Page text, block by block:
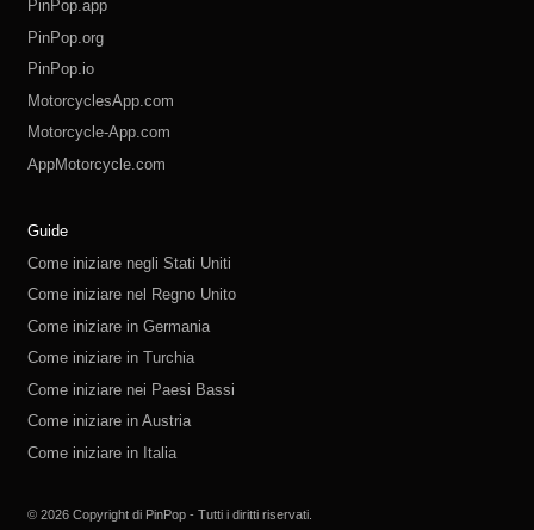
PinPop.app
PinPop.org
PinPop.io
MotorcyclesApp.com
Motorcycle-App.com
AppMotorcycle.com
Guide
Come iniziare negli Stati Uniti
Come iniziare nel Regno Unito
Come iniziare in Germania
Come iniziare in Turchia
Come iniziare nei Paesi Bassi
Come iniziare in Austria
Come iniziare in Italia
© 2026 Copyright di PinPop - Tutti i diritti riservati.